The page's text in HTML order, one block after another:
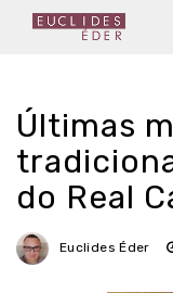
Últimas
do Real
Euclides Éder